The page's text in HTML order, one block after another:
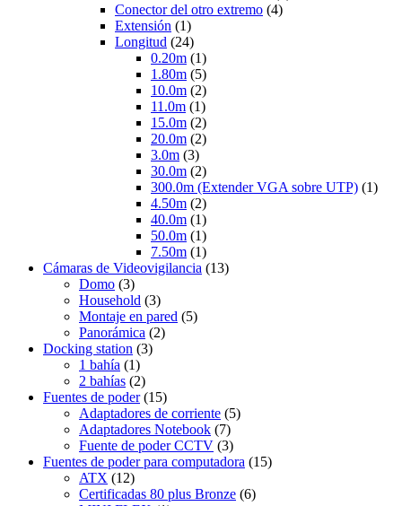
Conector del otro extremo (4)
Extensión (1)
Longitud (24)
0.20m (1)
1.80m (5)
10.0m (2)
11.0m (1)
15.0m (2)
20.0m (2)
3.0m (3)
30.0m (2)
300.0m (Extender VGA sobre UTP) (1)
4.50m (2)
40.0m (1)
50.0m (1)
7.50m (1)
Cámaras de Videovigilancia (13)
Domo (3)
Household (3)
Montaje en pared (5)
Panorámica (2)
Docking station (3)
1 bahía (1)
2 bahías (2)
Fuentes de poder (15)
Adaptadores de corriente (5)
Adaptadores Notebook (7)
Fuente de poder CCTV (3)
Fuentes de poder para computadora (15)
ATX (12)
Certificadas 80 plus Bronze (6)